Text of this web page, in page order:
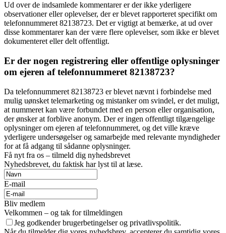
Ud over de indsamlede kommentarer er der ikke yderligere
observationer eller oplevelser, der er blevet rapporteret specifikt om
telefonnummeret 82138723. Det er vigtigt at bemærke, at ud over
disse kommentarer kan der være flere oplevelser, som ikke er blevet
dokumenteret eller delt offentligt.
Er der nogen registrering eller offentlige oplysninger
om ejeren af ​​telefonnummeret 82138723?
Da telefonnummeret 82138723 er blevet nævnt i forbindelse med
mulig uønsket telemarketing og mistanker om svindel, er det muligt,
at nummeret kan være forbundet med en person eller organisation,
der ønsker at forblive anonym. Der er ingen offentligt tilgængelige
oplysninger om ejeren af telefonnummeret, og det ville kræve
yderligere undersøgelser og samarbejde med relevante myndigheder
for at få adgang til sådanne oplysninger.
Få nyt fra os – tilmeld dig nyhedsbrevet
Nyhedsbrevet, du faktisk har lyst til at læse.
E-mail
Bliv medlem
Velkommen – og tak for tilmeldingen
Jeg godkender brugerbetingelser og privatlivspolitik.